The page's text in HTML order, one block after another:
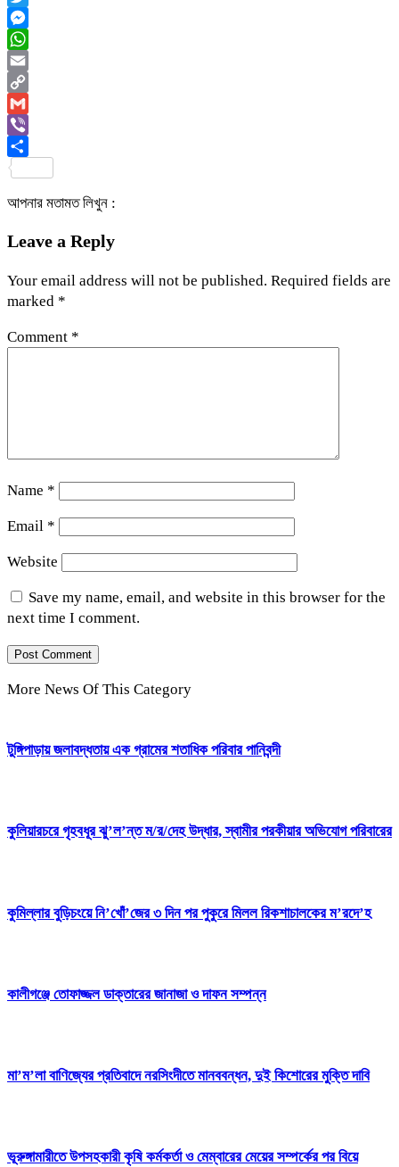
Twitter
Messenger
WhatsApp
Email
Copy
Link
Gmail
Viber
আপনার মতামত লিখুন :
Leave a Reply
Your email address will not be published. Required fields are
marked *
Comment *
Name *
Email *
Website
Save my name, email, and website in this browser for the
next time I comment.
More News Of This Category
টুঙ্গিপাড়ায় জলাবদ্ধতায় এক গ্রামের শতাধিক পরিবার পানিবন্দী
কুলিয়ারচরে গৃহবধূর ঝু’ল’ন্ত ম/র/দেহ উদ্ধার, স্বামীর পরকীয়ার অভিযোগ পরিবারের
কুমিল্লার বুড়িচংয়ে নি’খোঁ’জের ৩ দিন পর পুকুরে মিলল রিকশাচালকের ম’রদে’হ
কালীগঞ্জে তোফাজ্জল ডাক্তারের জানাজা ও দাফন সম্পন্ন
মা’ম’লা বাণিজ্যের প্রতিবাদে নরসিংদীতে মানববন্ধন, দুই কিশোরের মুক্তি দাবি
ভূরুঙ্গামারীতে উপসহকারী কৃষি কর্মকর্তা ও মেম্বারের মেয়ের সম্পর্কের পর বিয়ে